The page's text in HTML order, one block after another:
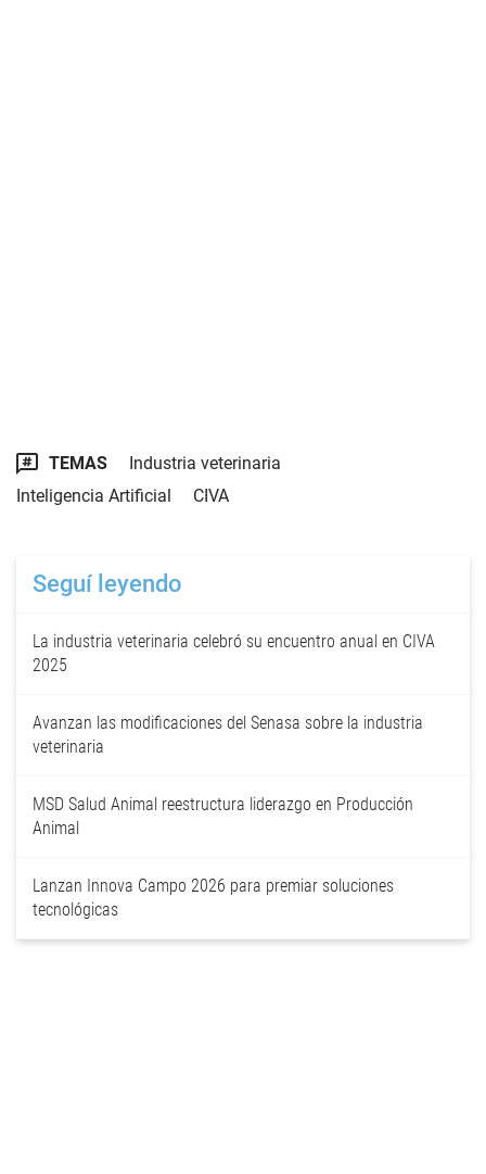
TEMAS
Industria veterinaria
Inteligencia Artificial
CIVA
Seguí leyendo
La industria veterinaria celebró su encuentro anual en CIVA
2025
Avanzan las modificaciones del Senasa sobre la industria
veterinaria
MSD Salud Animal reestructura liderazgo en Producción
Animal
Lanzan Innova Campo 2026 para premiar soluciones
tecnológicas